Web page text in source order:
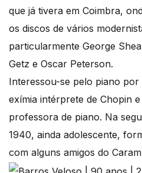
que já tivera em Coimbra,
os discos de vários
particularmente George
Getz e Oscar Peterson.
Interessou-se pelo piano
exímia intérprete de Chopin
professora de piano. Na
1940, ainda adolescente,
com alguns amigos do